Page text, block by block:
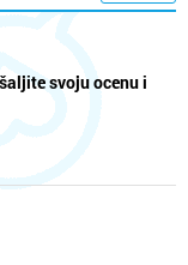
svoju ocenu i